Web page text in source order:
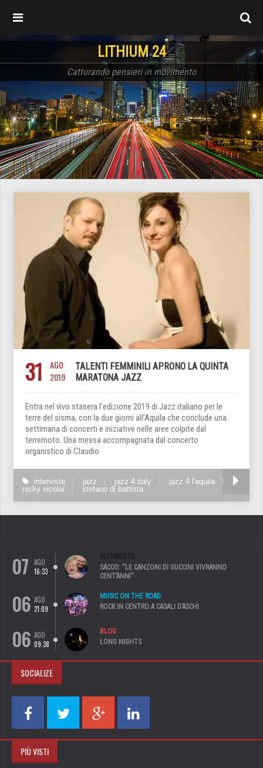
LITHIUM 24
Catturando pensieri in movimento
31
AGO
2019
TALENTI FEMMINILI APRONO LA QUINTA
MARATONA JAZZ
Entra nel vivo stasera l’edizione 2019 di Jazz italiano per le
terre del sisma, con la due giorni all’Aquila che conclude una
settimana di concerti e iniziative nelle aree colpite dal
terremoto. Una messa accompagnata dal concerto
organistico di Claudio
interviste jazz jazz 4 italy
jazz 4 l'aquila
nicky nicolai
stefano di battista
07
AGO
16:33
INTERVISTE
SACCO: “LE CANZONI DI GUCCINI VIVRANNO
CENT’ANNI”
06 AGO
21:09
MUSIC ON THE ROAD
ROCK IN CENTRO A CASALI D’ASCHI
06 AGO
09:38
BLOG
LONG NIGHTS
SOCIALIZE
PIÙ VISTI